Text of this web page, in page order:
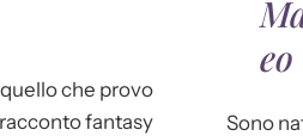
che provo
fantasy
eo
Sono